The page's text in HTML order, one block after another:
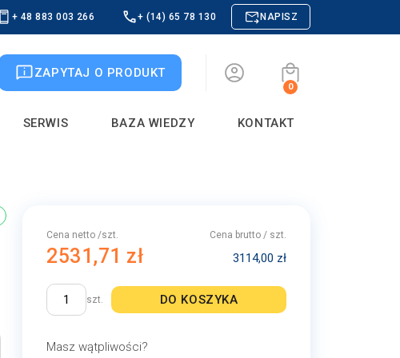
+ 48 883 003 266 + (14) 65 78 130 NAPISZ
ZAPYTAJ O PRODUKT
0
SERWIS BAZA WIEDZY KONTAKT
Cena netto /szt.
2531,71 zł
Cena brutto / szt.
3114,00 zł
szt. DO KOSZYKA
Masz wątpliwości?